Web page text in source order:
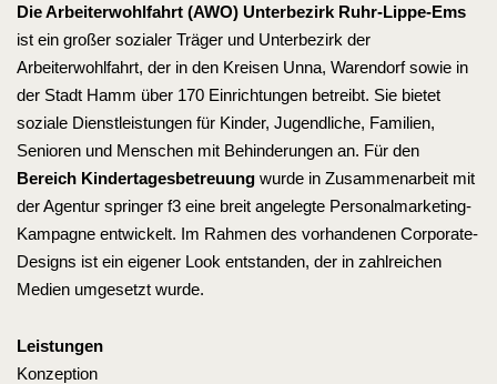
Die Arbeiterwohlfahrt (AWO) Unterbezirk Ruhr-Lippe-Ems
ist ein großer sozialer Träger und Unterbezirk der
Arbeiterwohlfahrt, der in den Kreisen Unna, Warendorf sowie in
der Stadt Hamm über 170 Einrichtungen betreibt. Sie bietet
soziale Dienstleistungen für Kinder, Jugendliche, Familien,
Senioren und Menschen mit Behinderungen an. Für den
Bereich Kindertagesbetreuung wurde in Zusammenarbeit mit
der Agentur springer f3 eine breit angelegte Personalmarketing-
Kampagne entwickelt. Im Rahmen des vorhandenen Corporate-
Designs ist ein eigener Look entstanden, der in zahlreichen
Medien umgesetzt wurde.
Leistungen
Konzeption